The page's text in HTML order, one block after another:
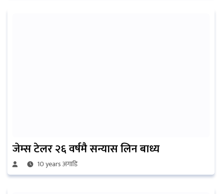
जेम्स टेलर २६ वर्षमै सन्यास लिन बाध्य
10 years अगाडि